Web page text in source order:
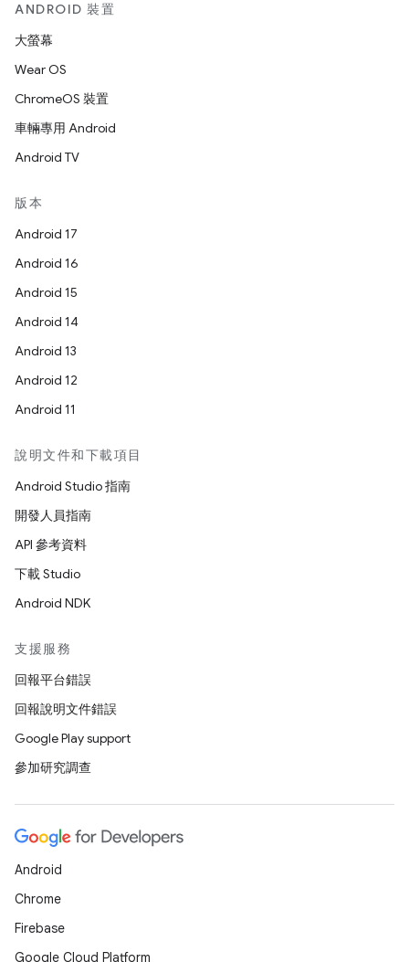
ANDROID 裝置
大螢幕
Wear OS
ChromeOS 裝置
車輛專用 Android
Android TV
版本
Android 17
Android 16
Android 15
Android 14
Android 13
Android 12
Android 11
說明文件和下載項目
Android Studio 指南
開發人員指南
API 參考資料
下載 Studio
Android NDK
支援服務
回報平台錯誤
回報說明文件錯誤
Google Play support
參加研究調查
Android
Chrome
Firebase
Google Cloud Platform